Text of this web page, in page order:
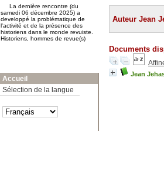
Auteur Jean
Documents
Jean
La dernière rencontre (du
samedi 06 décembre 2025) a
developpé la problématique de
l'activité et de la présence des
historiens dans le monde revuiste.
Historiens, hommes de revue(s)
Accueil
Sélection de la langue